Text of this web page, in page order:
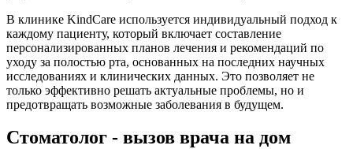
В клинике KindCare используется индивидуальный подход к
каждому пациенту, который включает составление
персонализированных планов лечения и рекомендаций по
уходу за полостью рта, основанных на последних научных
исследованиях и клинических данных. Это позволяет не
только эффективно решать актуальные проблемы, но и
предотвращать возможные заболевания в будущем.
Стоматолог - вызов врача на дом